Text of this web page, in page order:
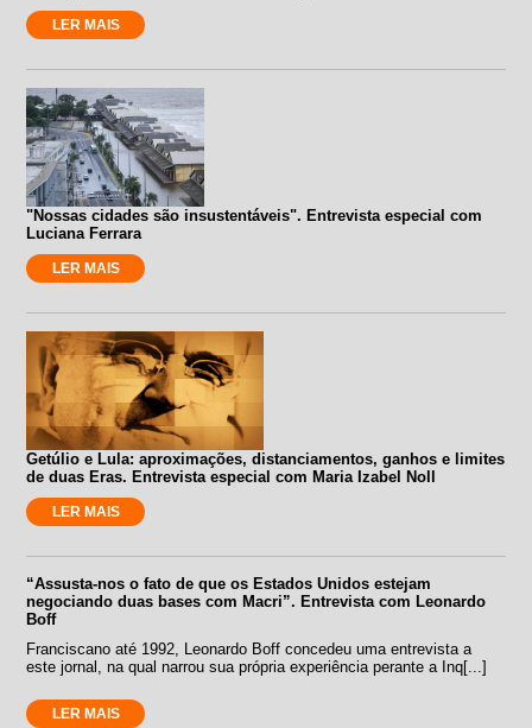
LER MAIS
"Nossas cidades são insustentáveis". Entrevista especial com
Luciana Ferrara
LER MAIS
Getúlio e Lula: aproximações, distanciamentos, ganhos e limites
de duas Eras. Entrevista especial com Maria Izabel Noll
LER MAIS
“Assusta-nos o fato de que os Estados Unidos estejam
negociando duas bases com Macri”. Entrevista com Leonardo
Boff
Franciscano até 1992, Leonardo Boff concedeu uma entrevista a
este jornal, na qual narrou sua própria experiência perante a Inq[...]
LER MAIS